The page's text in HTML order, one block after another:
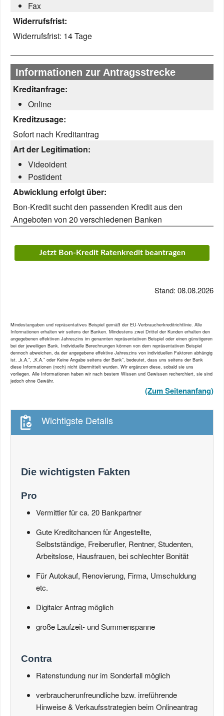
Fax
Widerrufsfrist:
Widerrufsfrist: 14 Tage
Informationen zur Antragsstrecke
Kreditanfrage:
Online
Kreditzusage:
Sofort nach Kreditantrag
Art der Legitimation:
Videoident
Postident
Abwicklung erfolgt über:
Bon-Kredit sucht den passenden Kredit aus den
Angeboten von 20 verschiedenen Banken
Jetzt Bon-Kredit Ratenkredit beantragen
Stand: 08.08.2026
Mindestangaben und repräsentatives Beispiel gemäß der EU-Verbraucherkreditrichtlinie. Alle
Informationen erhalten wir seitens der Banken. Mindestens zwei Drittel der Kunden erhalten den
angegebenen effektiven Jahreszins im genannten repräsentativen Beispiel oder einen günstigeren
bei der jeweiligen Bank. Individuelle Berechnungen können von dem repräsentativen Beispiel
dennoch abweichen, da der angegebene effektive Jahreszins von individuellen Faktoren abhängig
ist. „k.A.“, „K.A.“ oder Keine Angabe seitens der Bank“, bedeutet, dass uns seitens der Bank
diese Informationen (noch) nicht übermittelt wurden. Wir ergänzen diese, sobald sie uns
vorliegen. Alle Informationen haben wir nach bestem Wissen und Gewissen recherchiert, sie sind
jedoch ohne Gewähr.
(Zum Seitenanfang)
Wichtigste Details
Die wichtigsten Fakten
Pro
Vermittler für ca. 20 Bankpartner
Gute Kreditchancen für Angestellte,
Selbstständige, Freiberufler, Rentner, Studenten,
Arbeitslose, Hausfrauen, bei schlechter Bonität
Für Autokauf, Renovierung, Firma, Umschuldung
etc.
Digitaler Antrag möglich
große Laufzeit- und Summenspanne
Contra
Ratenstundung nur im Sonderfall möglich
verbraucherunfreundliche bzw. irreführende
Hinweise & Verkaufsstrategien beim Onlineantrag